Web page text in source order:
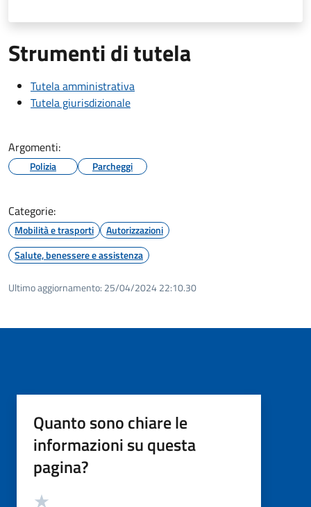
Strumenti di tutela
Tutela amministrativa
Tutela giurisdizionale
Argomenti:
Polizia Parcheggi
Categorie:
Mobilità e trasporti
Autorizzazioni
Salute, benessere e assistenza
Ultimo aggiornamento: 25/04/2024 22:10.30
Quanto sono chiare le
informazioni su questa
pagina?
Valutazione